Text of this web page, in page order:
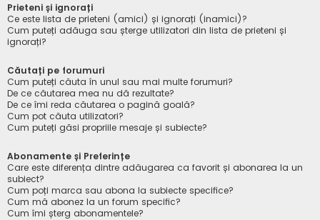
Prieteni și ignorați
Ce este lista de prieteni (amici) și ignorați (inamici)?
Cum puteți adăuga sau șterge utilizatori din lista de prieteni și
ignorați?
Căutați pe forumuri
Cum puteți căuta în unul sau mai multe forumuri?
De ce căutarea mea nu dă rezultate?
De ce îmi reda căutarea o pagină goală?
Cum pot căuta utilizatori?
Cum puteți găsi propriile mesaje și subiecte?
Abonamente și Preferințe
Care este diferența dintre adăugarea ca favorit și abonarea la un
subiect?
Cum poți marca sau abona la subiecte specifice?
Cum mă abonez la un forum specific?
Cum îmi șterg abonamentele?